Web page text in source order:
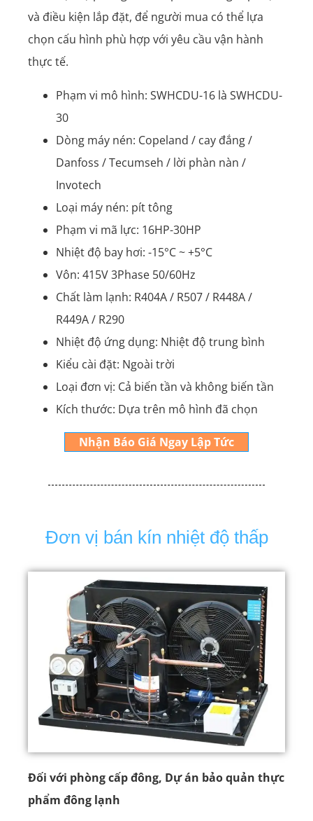
và điều kiện lắp đặt, để người mua có thể lựa
chọn cấu hình phù hợp với yêu cầu vận hành
thực tế.
Phạm vi mô hình: SWHCDU-16 là SWHCDU-
30
Dòng máy nén: Copeland / cay đắng /
Danfoss / Tecumseh / lời phàn nàn /
Invotech
Loại máy nén: pít tông
Phạm vi mã lực: 16HP-30HP
Nhiệt độ bay hơi: -15°C ~ +5°C
Vôn: 415V 3Phase 50/60Hz
Chất làm lạnh: R404A / R507 / R448A /
R449A / R290
Nhiệt độ ứng dụng: Nhiệt độ trung bình
Kiểu cài đặt: Ngoài trời
Loại đơn vị: Cả biến tần và không biến tần
Kích thước: Dựa trên mô hình đã chọn
Nhận Báo Giá Ngay Lập Tức
Đơn vị bán kín nhiệt độ thấp
Đối với phòng cấp đông, Dự án bảo quản thực
phẩm đông lạnh